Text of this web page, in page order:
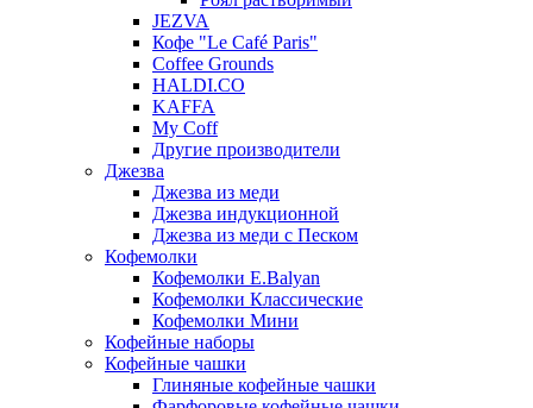
JEZVA
Кофе "Le Café Paris"
Coffee Grounds
HALDI.CO
KAFFA
My Coff
Другие производители
Джезва
Джезва из меди
Джезва индукционной
Джезва из меди с Песком
Кофемолки
Кофемолки E.Balyan
Кофемолки Классические
Кофемолки Мини
Кофейные наборы
Кофейные чашки
Глиняные кофейные чашки